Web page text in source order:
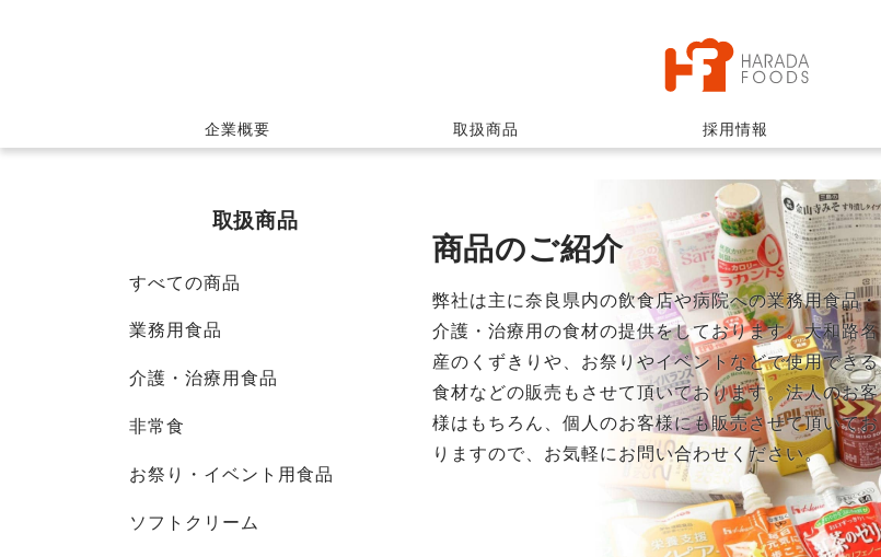
企業概要 取扱商品 採用情報
取扱商品
すべての商品
業務用食品
介護・治療用食品
非常食
お祭り・イベント用食品
ソフトクリーム
商品のご紹介
弊社は主に奈良県内の飲食店や病院への業務用食品・
介護・治療用の食材の提供をしております。大和路名
産のくずきりや、お祭りやイベントなどで使用できる
食材などの販売もさせて頂いております。法人のお客
様はもちろん、個人のお客様にも販売させて頂いてお
りますので、お気軽にお問い合わせください。